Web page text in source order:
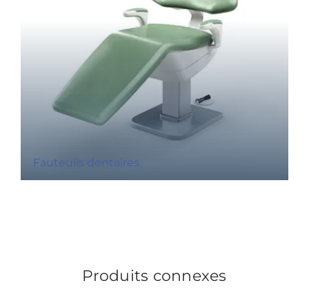
Fauteuils dentaires
Produits connexes